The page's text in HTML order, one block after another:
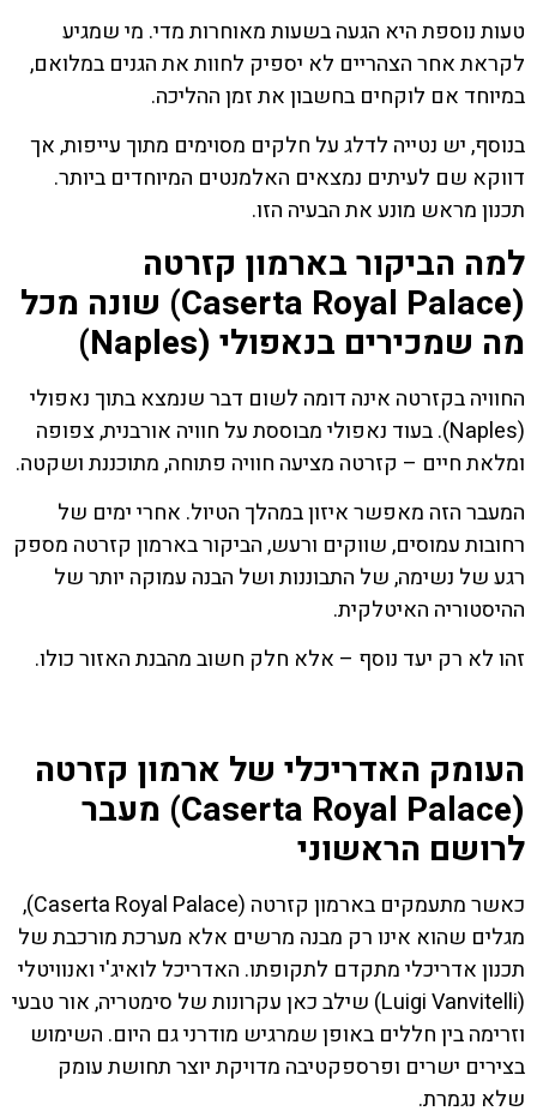
טעות נוספת היא הגעה בשעות מאוחרות מדי. מי שמגיע
לקראת אחר הצהריים לא יספיק לחוות את הגנים במלואם,
במיוחד אם לוקחים בחשבון את זמן ההליכה.
בנוסף, יש נטייה לדלג על חלקים מסוימים מתוך עייפות, אך
דווקא שם לעיתים נמצאים האלמנטים המיוחדים ביותר.
תכנון מראש מונע את הבעיה הזו.
למה הביקור בארמון קזרטה
(Caserta Royal Palace) שונה מכל
מה שמכירים בנאפולי (Naples)
החוויה בקזרטה אינה דומה לשום דבר שנמצא בתוך נאפולי
(Naples). בעוד נאפולי מבוססת על חוויה אורבנית, צפופה
ומלאת חיים – קזרטה מציעה חוויה פתוחה, מתוכננת ושקטה.
המעבר הזה מאפשר איזון במהלך הטיול. אחרי ימים של
רחובות עמוסים, שווקים ורעש, הביקור בארמון קזרטה מספק
רגע של נשימה, של התבוננות ושל הבנה עמוקה יותר של
ההיסטוריה האיטלקית.
זהו לא רק יעד נוסף – אלא חלק חשוב מהבנת האזור כולו.
העומק האדריכלי של ארמון קזרטה
(Caserta Royal Palace) מעבר
לרושם הראשוני
כאשר מתעמקים בארמון קזרטה (Caserta Royal Palace),
מגלים שהוא אינו רק מבנה מרשים אלא מערכת מורכבת של
תכנון אדריכלי מתקדם לתקופתו. האדריכל לואיג'י ואנוויטלי
(Luigi Vanvitelli) שילב כאן עקרונות של סימטריה, אור טבעי
וזרימה בין חללים באופן שמרגיש מודרני גם היום. השימוש
בצירים ישרים ופרספקטיבה מדויקת יוצר תחושת עומק
שלא נגמרת.